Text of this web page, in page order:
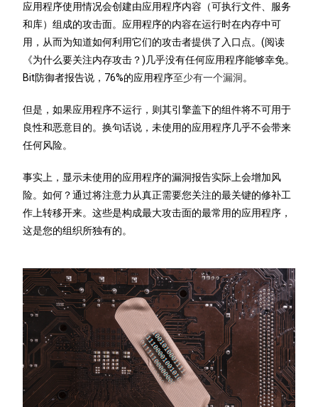
应用程序使用情况会创建由应用程序内容（可执行文件、服务
和库）组成的攻击面。应用程序的内容在运行时在内存中可
用，从而为知道如何利用它们的攻击者提供了入口点。(阅读
《为什么要关注内存攻击？)几乎没有任何应用程序能够幸免。
Bit防御者报告说，76%的应用程序至少有一个漏洞。
但是，如果应用程序不运行，则其引擎盖下的组件将不可用于
良性和恶意目的。换句话说，未使用的应用程序几乎不会带来
任何风险。
事实上，显示未使用的应用程序的漏洞报告实际上会增加风
险。如何？通过将注意力从真正需要您关注的最关键的修补工
作上转移开来。这些是构成最大攻击面的最常用的应用程序，
这是您的组织所独有的。